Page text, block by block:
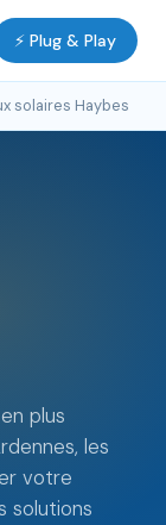
⚡ Plug & Play
solaires Haybes
plus
les
votre
solutions